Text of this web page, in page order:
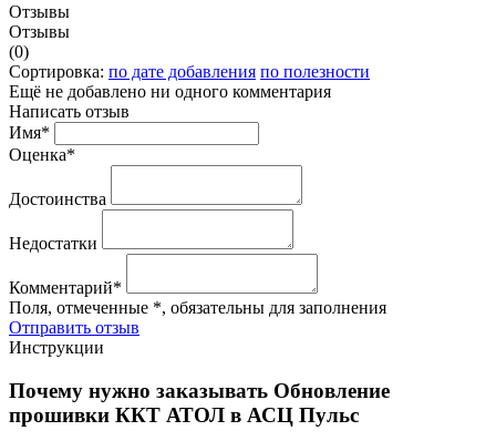
Отзывы
Отзывы
(0)
Сортировка: по дате добавления по полезности
Ещё не добавлено ни одного комментария
Написать отзыв
Имя*
Оценка*
Достоинства
Недостатки
Комментарий*
Поля, отмеченные *, обязательны для заполнения
Отправить отзыв
Инструкции
Почему нужно заказывать Обновление
прошивки ККТ АТОЛ в АСЦ Пульс